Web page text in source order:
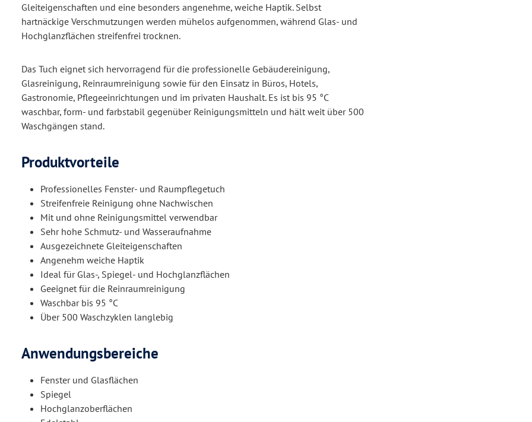
Gleiteigenschaften und eine besonders angenehme, weiche Haptik. Selbst
hartnäckige Verschmutzungen werden mühelos aufgenommen, während Glas- und
Hochglanzflächen streifenfrei trocknen.
Das Tuch eignet sich hervorragend für die professionelle Gebäudereinigung,
Glasreinigung, Reinraumreinigung sowie für den Einsatz in Büros, Hotels,
Gastronomie, Pflegeeinrichtungen und im privaten Haushalt. Es ist bis 95 °C
waschbar, form- und farbstabil gegenüber Reinigungsmitteln und hält weit über 500
Waschgängen stand.
Produktvorteile
Professionelles Fenster- und Raumpflegetuch
Streifenfreie Reinigung ohne Nachwischen
Mit und ohne Reinigungsmittel verwendbar
Sehr hohe Schmutz- und Wasseraufnahme
Ausgezeichnete Gleiteigenschaften
Angenehm weiche Haptik
Ideal für Glas-, Spiegel- und Hochglanzflächen
Geeignet für die Reinraumreinigung
Waschbar bis 95 °C
Über 500 Waschzyklen langlebig
Anwendungsbereiche
Fenster und Glasflächen
Spiegel
Hochglanzoberflächen